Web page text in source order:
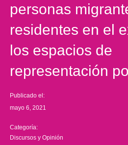
personas
residentes en el
los espacios de
representación
Publicado el:
mayo 6, 2021
Categoría:
Discursos y Opinión